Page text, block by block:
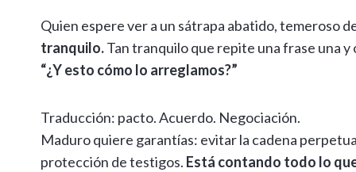
Quien espere ver a un sátrapa abatido, temeroso
tranquilo.Tan tranquilo que repite una frase una
“¿Y esto cómo lo arreglamos?”
Traducción: pacto. Acuerdo. Negociación.
Maduro quiere garantías: evitar la cadena
protección de testigos. Está contando todo lo